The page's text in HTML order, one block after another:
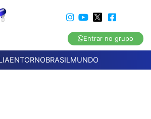
Entrar no grupo
ENTORNOBRASILMUNDO